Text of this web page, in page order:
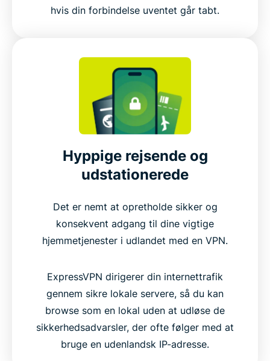
hvis din forbindelse uventet går tabt.
Hyppige rejsende og
udstationerede
Det er nemt at opretholde sikker og
konsekvent adgang til dine vigtige
hjemmetjenester i udlandet med en VPN.
ExpressVPN dirigerer din internettrafik
gennem sikre lokale servere, så du kan
browse som en lokal uden at udløse de
sikkerhedsadvarsler, der ofte følger med at
bruge en udenlandsk IP-adresse.